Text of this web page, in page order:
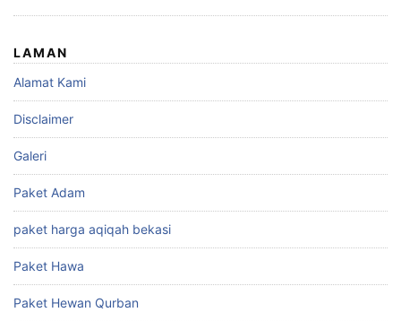
LAMAN
Alamat Kami
Disclaimer
Galeri
Paket Adam
paket harga aqiqah bekasi
Paket Hawa
Paket Hewan Qurban